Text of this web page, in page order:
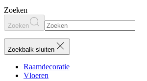
Zoeken
Zoeken
Zoekbalk sluiten
Raamdecoratie
Vloeren